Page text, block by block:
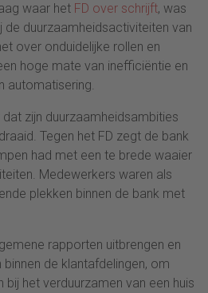
waar het FD over schrijft, was
duurzaamheidsactiviteiten van
over onduidelijke rollen en
hoge mate van inefficiëntie en
automatisering.
zijn duurzaamheidsambities
Tegen het FD zegt de bank
had met een te brede waaier
Medewerkers waren als
plekken binnen de bank met
rapporten uitbrengen en
de klantafdelingen, om
bij het verduurzamen van een huis